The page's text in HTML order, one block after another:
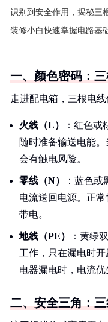
识别到安全作用，揭秘三
装修小白快速掌握电路基
一、颜色密码：
走进配电箱，三根电
火线（L）
：红色或
随时准备输送电能
会有触电风险。
零线（N）
：蓝色
电流送回电源。正
带电。
地线（PE）
：黄绿
工作，只在漏电时
电器漏电时，电流优
二、安全三角：